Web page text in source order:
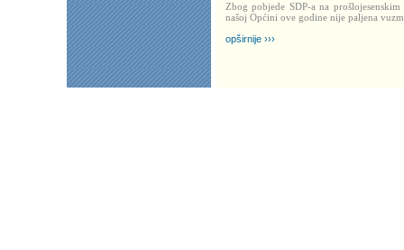
Zbog pobjede SDP-a na
našoj Općini ove godine nije paljena
opširnije ›››